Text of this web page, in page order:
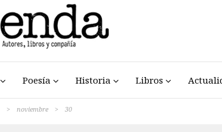
Poesía Historia Libros
> noviembre > 30